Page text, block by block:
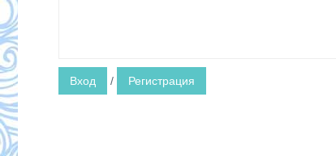
Вход / Регистрация